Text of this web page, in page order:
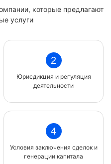
которые предлагают
услуги
2
Юрисдикция и регуляция
деятельности
4
Условия заключения сделок и
генерации капитала